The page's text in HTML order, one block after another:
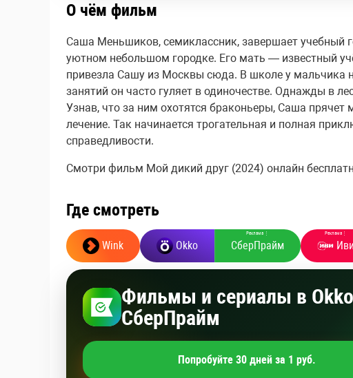
О чём фильм
Саша Меньшиков, семиклассник, завершает учебный
уютном небольшом городке. Его мать — известный
привезла Сашу из Москвы сюда. В школе у мальчика
занятий он часто гуляет в одиночестве. Однажды в
Узнав, что за ним охотятся браконьеры, Саша прячет
лечение. Так начинается трогательная и полная
справедливости.
Смотри фильм Мой дикий друг (2024) онлайн
Где смотреть
Wink Okko
Реклама ⋮
СберПрайм
Реклама ⋮
Иви
Фильмы и сериалы в
СберПрайм
Попробуйте 30 дней за 1 руб.